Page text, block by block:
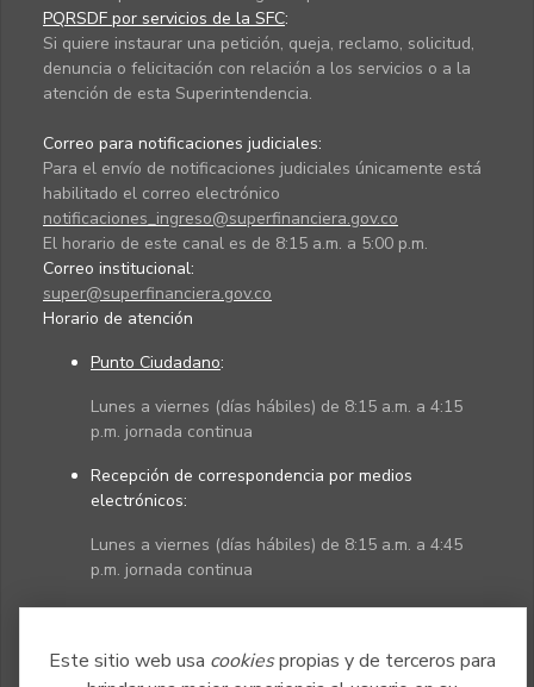
Este sitio web usa cookiespropias y de terceros para
PQRSDF por servicios de la SFC:
Si quiere instaurar una petición, queja, reclamo, solicitud,
denuncia o felicitación con relación a los servicios o a la
atención de esta Superintendencia.
Correo para notificaciones judiciales:
Para el envío de notificaciones judiciales únicamente está
habilitado el correo electrónico
notificaciones_ingreso@superfinanciera.gov.co
El horario de este canal es de 8:15 a.m. a 5:00 p.m.
Correo institucional:
super@superfinanciera.gov.co
Horario de atención
Punto Ciudadano:
Lunes a viernes (días hábiles) de 8:15 a.m. a 4:15
p.m. jornada continua
Recepción de correspondencia por medios
electrónicos:
Lunes a viernes (días hábiles) de 8:15 a.m. a 4:45
p.m. jornada continua